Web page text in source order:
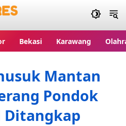
Bekasi Karawang
Mantan
Pondok
Ditangkap